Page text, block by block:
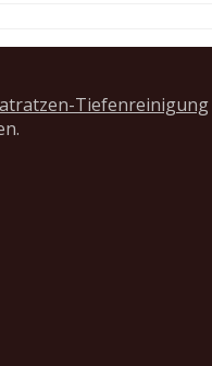
Tiefenreinigung